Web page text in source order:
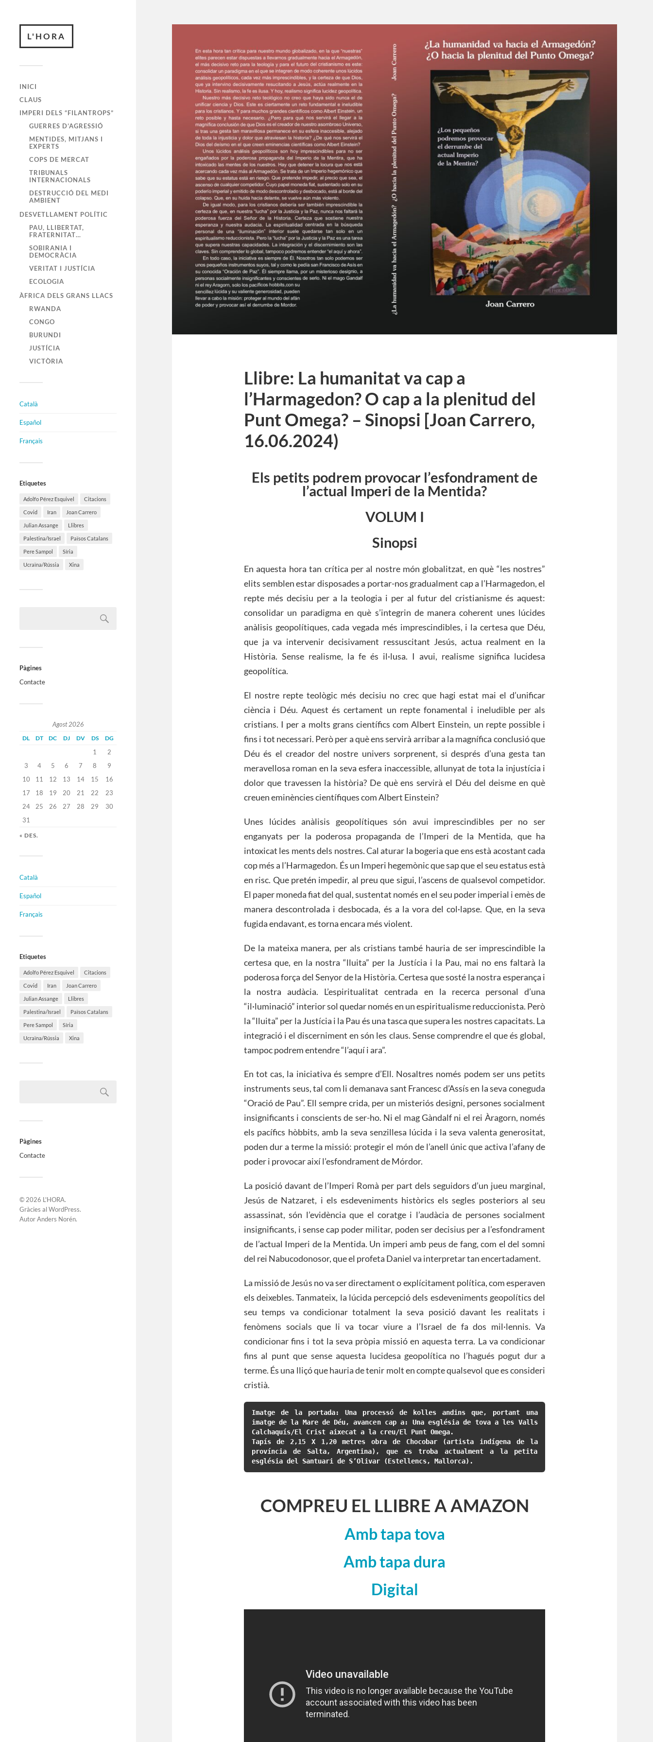
L'HORA
INICI
CLAUS
IMPERI DELS “FILANTROPS”
GUERRES D’AGRESSIÓ
MENTIDES, MITJANS I
EXPERTS
COPS DE MERCAT
TRIBUNALS
INTERNACIONALS
DESTRUCCIÓ DEL MEDI
AMBIENT
DESVETLLAMENT POLÍTIC
PAU, LLIBERTAT,
FRATERNITAT…
SOBIRANIA I
DEMOCRÀCIA
VERITAT I JUSTÍCIA
ECOLOGIA
ÀFRICA DELS GRANS LLACS
RWANDA
CONGO
BURUNDI
JUSTÍCIA
VICTÒRIA
Català
Español
Français
Etiquetes
Adolfo Pérez Esquivel Citacions
Covid Iran Joan Carrero
Julian Assange Llibres
Palestina/Israel Països Catalans
Pere Sampol Síria
Ucraïna/Rússia Xina
Pàgines
Contacte
Agost 2026
DL DT DC DJ DV DS DG
1
2
3
4 5 6 7 8
9
10
11 12 13 14 15
16
17
18 19 20 21 22
23
24
25 26 27 28 29
30
31
« DES.
Català
Español
Français
Etiquetes
Adolfo Pérez Esquivel Citacions
Covid Iran Joan Carrero
Julian Assange Llibres
Palestina/Israel Països Catalans
Pere Sampol Síria
Ucraïna/Rússia Xina
Pàgines
Contacte
© 2026 L'HORA.
Gràcies alWordPress.
AutorAnders Norén.
Llibre: La humanitat va cap a
l’Harmagedon? O cap a la plenitud del
Punt Omega? – Sinopsi [Joan Carrero,
16.06.2024)
Els petits podrem provocar l’esfondrament de
l’actual Imperi de la Mentida?
VOLUM I
Sinopsi
En aquesta hora tan crítica per al nostre món globalitzat, en què “les nostres”
elits semblen estar disposades a portar-nos gradualment cap a l’Harmagedon, el
repte més decisiu per a la teologia i per al futur del cristianisme és aquest:
consolidar un paradigma en què s’integrin de manera coherent unes lúcides
anàlisis geopolítiques, cada vegada més imprescindibles, i la certesa que Déu,
que ja va intervenir decisivament ressuscitant Jesús, actua realment en la
Història. Sense realisme, la fe és il·lusa. I avui, realisme significa lucidesa
geopolítica.
El nostre repte teològic més decisiu no crec que hagi estat mai el d’unificar
ciència i Déu. Aquest és certament un repte fonamental i ineludible per als
cristians. I per a molts grans científics com Albert Einstein, un repte possible i
fins i tot necessari. Però per a què ens servirà arribar a la magnífica conclusió que
Déu és el creador del nostre univers sorprenent, si després d’una gesta tan
meravellosa roman en la seva esfera inaccessible, allunyat de tota la injustícia i
dolor que travessen la història? De què ens servirà el Déu del deisme en què
creuen eminències científiques com Albert Einstein?
Unes lúcides anàlisis geopolítiques són avui imprescindibles per no ser
enganyats per la poderosa propaganda de l’Imperi de la Mentida, que ha
intoxicat les ments dels nostres. Cal aturar la bogeria que ens està acostant cada
cop més a l’Harmagedon. És un Imperi hegemònic que sap que el seu estatus està
en risc. Que pretén impedir, al preu que sigui, l’ascens de qualsevol competidor.
El paper moneda fiat del qual, sustentat només en el seu poder imperial i emès de
manera descontrolada i desbocada, és a la vora del col·lapse. Que, en la seva
fugida endavant, es torna encara més violent.
De la mateixa manera, per als cristians també hauria de ser imprescindible la
certesa que, en la nostra “lluita” per la Justícia i la Pau, mai no ens faltarà la
poderosa força del Senyor de la Història. Certesa que sosté la nostra esperança i
la nostra audàcia. L’espiritualitat centrada en la recerca personal d’una
“il·luminació” interior sol quedar només en un espiritualisme reduccionista. Però
la “lluita” per la Justícia i la Pau és una tasca que supera les nostres capacitats. La
integració i el discerniment en són les claus. Sense comprendre el que és global,
tampoc podrem entendre “l’aquí i ara”.
En tot cas, la iniciativa és sempre d’Ell. Nosaltres només podem ser uns petits
instruments seus, tal com li demanava sant Francesc d’Assís en la seva coneguda
“Oració de Pau”. Ell sempre crida, per un misteriós designi, persones socialment
insignificants i conscients de ser-ho. Ni el mag Gàndalf ni el rei Àragorn, només
els pacífics hòbbits, amb la seva senzillesa lúcida i la seva valenta generositat,
poden dur a terme la missió: protegir el món de l’anell únic que activa l’afany de
poder i provocar així l’esfondrament de Mórdor.
La posició davant de l’Imperi Romà per part dels seguidors d’un jueu marginal,
Jesús de Natzaret, i els esdeveniments històrics els segles posteriors al seu
assassinat, són l’evidència que el coratge i l’audàcia de persones socialment
insignificants, i sense cap poder militar, poden ser decisius per a l’esfondrament
de l’actual Imperi de la Mentida. Un imperi amb peus de fang, com el del somni
del rei Nabucodonosor, que el profeta Daniel va interpretar tan encertadament.
La missió de Jesús no va ser directament o explícitament política, com esperaven
els deixebles. Tanmateix, la lúcida percepció dels esdeveniments geopolítics del
seu temps va condicionar totalment la seva posició davant les realitats i
fenòmens socials que li va tocar viure a l’Israel de fa dos mil·lennis. Va
condicionar fins i tot la seva pròpia missió en aquesta terra. La va condicionar
fins al punt que sense aquesta lucidesa geopolítica no l’hagués pogut dur a
terme. És una lliçó que hauria de tenir molt en compte qualsevol que es consideri
cristià.
Imatge de la portada: Una processó de kolles andins que, portant una
imatge de la Mare de Déu, avancen cap a: Una església de tova a les Valls
Calchaquís/El Crist aixecat a la creu/El Punt Omega.
Tapís de 2,15 X 1,20 metres obra de Chocobar (artista indígena de la
província de Salta, Argentina), que es troba actualment a la petita
església del Santuari de S’Olivar (Estellencs, Mallorca).
COMPREU EL LLIBRE A AMAZON
Amb tapa tova
Amb tapa dura
Digital